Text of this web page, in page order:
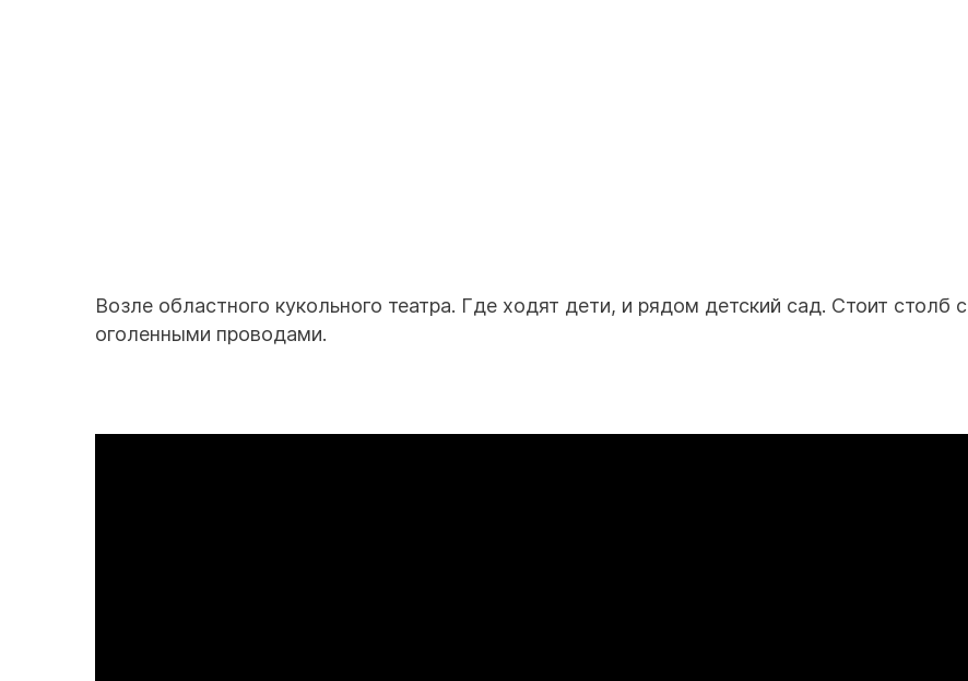
Возле областного кукольного театра. Где ходят дети, и рядом детский сад. Стоит столб с
оголенными проводами.